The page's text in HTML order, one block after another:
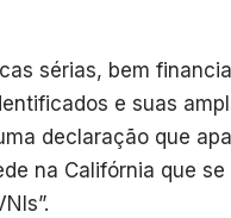
sérias, bem
e suas
declaração que
na Califórnia que